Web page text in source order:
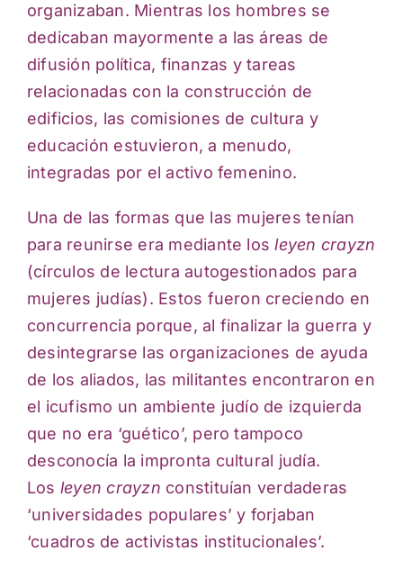
organizaban. Mientras los hombres se
dedicaban mayormente a las áreas de
difusión política, finanzas y tareas
relacionadas con la construcción de
edificios, las comisiones de cultura y
educación estuvieron, a menudo,
integradas por el activo femenino.
Una de las formas que las mujeres tenían
para reunirse era mediante losleyen crayzn
(círculos de lectura autogestionados para
mujeres judías). Estos fueron creciendo en
concurrencia porque, al finalizar la guerra y
desintegrarse las organizaciones de ayuda
de los aliados, las militantes encontraron en
el icufismo un ambiente judío de izquierda
que no era ‘guético’, pero tampoco
desconocía la impronta cultural judía.
Los leyen crayzn constituían verdaderas
‘universidades populares’ y forjaban
‘cuadros de activistas institucionales’.